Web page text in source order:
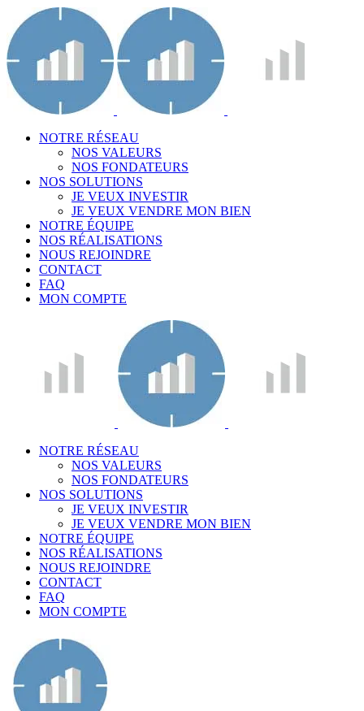
NOTRE RÉSEAU
NOS VALEURS
NOS FONDATEURS
NOS SOLUTIONS
JE VEUX INVESTIR
JE VEUX VENDRE MON BIEN
NOTRE ÉQUIPE
NOS RÉALISATIONS
NOUS REJOINDRE
CONTACT
FAQ
MON COMPTE
NOTRE RÉSEAU
NOS VALEURS
NOS FONDATEURS
NOS SOLUTIONS
JE VEUX INVESTIR
JE VEUX VENDRE MON BIEN
NOTRE ÉQUIPE
NOS RÉALISATIONS
NOUS REJOINDRE
CONTACT
FAQ
MON COMPTE